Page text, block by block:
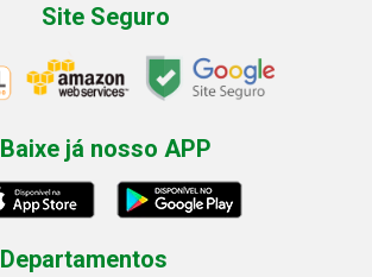
Site Seguro
Baixe já nosso APP
Departamentos